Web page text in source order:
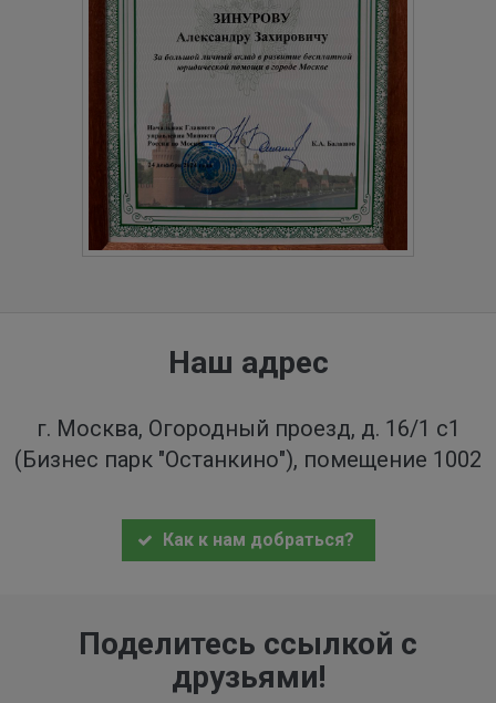
Наш адрес
г. Москва, Огородный проезд, д. 16/1 с1
(Бизнес парк "Останкино"), помещение 1002
Как к нам добраться?
Поделитесь ссылкой с
друзьями!